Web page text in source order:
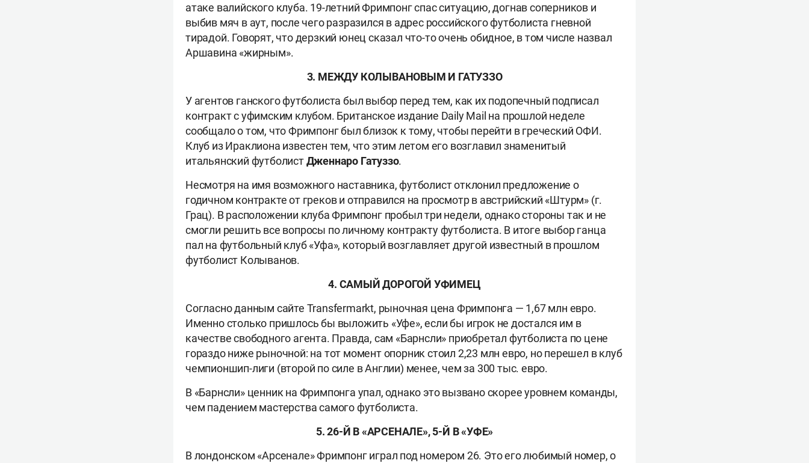
атаке валийского клуба. 19-летний Фримпонг спас ситуацию, догнав соперников и
выбив мяч в аут, после чего разразился в адрес российского футболиста гневной
тирадой. Говорят, что дерзкий юнец сказал что-то очень обидное, в том числе назвал
Аршавина «жирным».
3. МЕЖДУ КОЛЫВАНОВЫМ И ГАТУЗЗО
У агентов ганского футболиста был выбор перед тем, как их подопечный подписал
контракт с уфимским клубом. Британское издание Daily Mail на прошлой неделе
сообщало о том, что Фримпонг был близок к тому, чтобы перейти в греческий ОФИ.
Клуб из Ираклиона известен тем, что этим летом его возглавил знаменитый
итальянский футболистДженнаро Гатуззо.
Несмотря на имя возможного наставника, футболист отклонил предложение о
годичном контракте от греков и отправился на просмотр в австрийский «Штурм» (г.
Грац). В расположении клуба Фримпонг пробыл три недели, однако стороны так и не
смогли решить все вопросы по личному контракту футболиста. В итоге выбор ганца
пал на футбольный клуб «Уфа», который возглавляет другой известный в прошлом
футболист Колыванов.
4. САМЫЙ ДОРОГОЙ УФИМЕЦ
Согласно данным сайте Transfermarkt, рыночная цена Фримпонга — 1,67 млн евро.
Именно столько пришлось бы выложить «Уфе», если бы игрок не достался им в
качестве свободного агента. Правда, сам «Барнсли» приобретал футболиста по цене
гораздо ниже рыночной: на тот момент опорник стоил 2,23 млн евро, но перешел в клуб
чемпионшип-лиги (второй по силе в Англии) менее, чем за 300 тыс. евро.
В «Барнсли» ценник на Фримпонга упал, однако это вызвано скорее уровнем команды,
чем падением мастерства самого футболиста.
5. 26-Й В «АРСЕНАЛЕ», 5-Й В «УФЕ»
В лондонском «Арсенале» Фримпонг играл под номером 26. Это его любимый номер, о